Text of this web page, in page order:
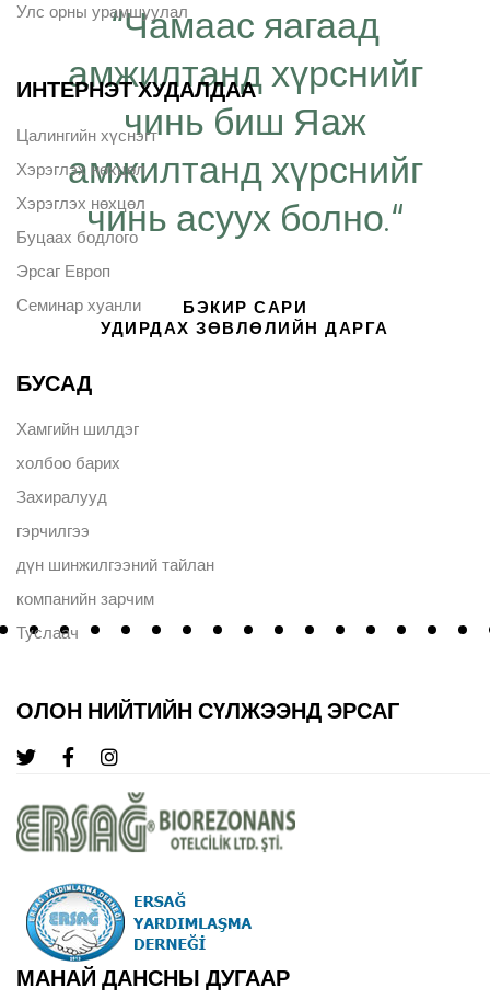
“Чамаас яагаад
амжилтанд хүрснийг
чинь биш Яаж
амжилтанд хүрснийг
чинь асуух болно.“
БЭКИР САРИ
УДИРДАХ ЗӨВЛӨЛИЙН ДАРГА
Улс орны урамшуулал
ИНТЕРНЭТ ХУДАЛДАА
Цалингийн хүснэгт
Хэрэглэх нөхцөл
Хэрэглэх нөхцөл
Буцаах бодлого
Эрсаг Европ
Семинар хуанли
БУСАД
Хамгийн шилдэг
холбоо барих
Захиралууд
гэрчилгээ
дүн шинжилгээний тайлан
компанийн зарчим
Туслаач
ОЛОН НИЙТИЙН СҮЛЖЭЭНД ЭРСАГ
МАНАЙ ДАНСНЫ ДУГААР